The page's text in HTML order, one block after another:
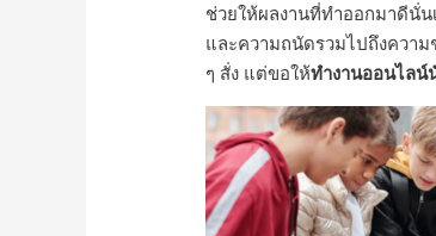
ช่วยให้ผลงานที่ทำออกมาดีนั่
และความถนัดรวมไปถึงควา
ๆ สั่ง แต่ขอให้ทํางานออนไลน์